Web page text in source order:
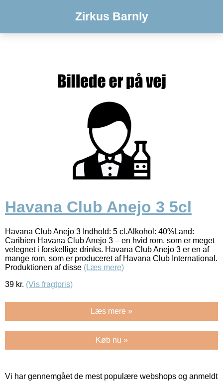
Zirkus Barnly
Havana Club Anejo 3 5cl
Havana Club Anejo 3 Indhold: 5 cl.Alkohol: 40%Land:
Caribien Havana Club Anejo 3 – en hvid rom, som er meget
velegnet i forskellige drinks. Havana Club Anejo 3 er en af
mange rom, som er produceret af Havana Club International.
Produktionen af disse (Læs mere)
39 kr. (Vis fragtpris)
Læs mere »
Køb nu »
Vi har gennemgået de mest populære webshops og anmeldt